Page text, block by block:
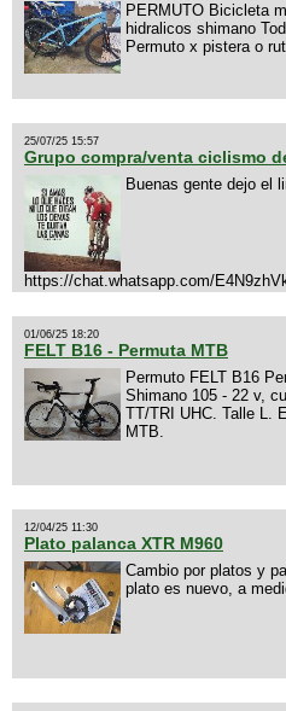
PERMUTO Bicicleta
hidralicos shimano
Permuto x pistera o
25/07/25 15:57
Grupo compra/venta ciclismo
Buenas gente dejo el
https://chat.whatsapp.com/
01/06/25 18:20
FELT B16 - Permuta MTB
Permuto FELT B16
Shimano 105 - 22 v,
TT/TRI UHC. Talle L.
MTB.
12/04/25 11:30
Plato palanca XTR M960
Cambio por platos y
plato es nuevo, a